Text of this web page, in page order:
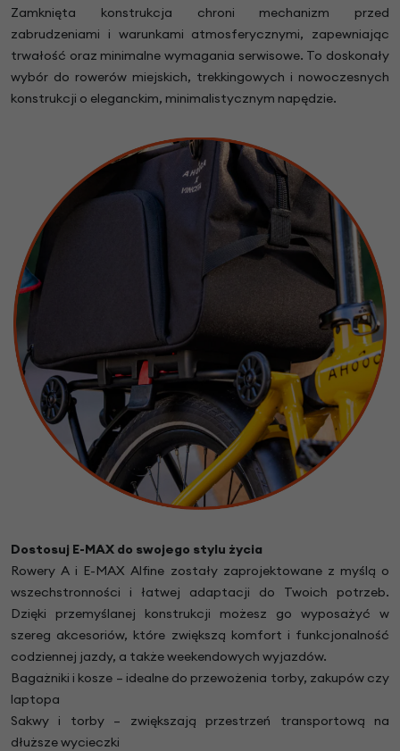
Zamknięta konstrukcja chroni mechanizm przed
zabrudzeniami i warunkami atmosferycznymi, zapewniając
trwałość oraz minimalne wymagania serwisowe. To doskonały
wybór do rowerów miejskich, trekkingowych i nowoczesnych
konstrukcji o eleganckim, minimalistycznym napędzie.
Dostosuj E-MAX do swojego stylu życia
Rowery A i E-MAX Alfine zostały zaprojektowane z myślą o
wszechstronności i łatwej adaptacji do Twoich potrzeb.
Dzięki przemyślanej konstrukcji możesz go wyposażyć w
szereg akcesoriów, które zwiększą komfort i funkcjonalność
codziennej jazdy, a także weekendowych wyjazdów.
Bagażniki i kosze – idealne do przewożenia torby, zakupów czy
laptopa
Sakwy i torby – zwiększają przestrzeń transportową na
dłuższe wycieczki